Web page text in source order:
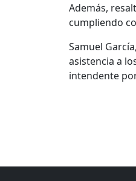
Además,
cumpliendo
Samuel
asistencia a
intendente